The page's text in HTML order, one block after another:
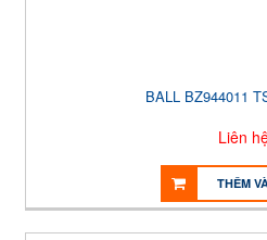
BALL BZ944011
Liên
THÊM